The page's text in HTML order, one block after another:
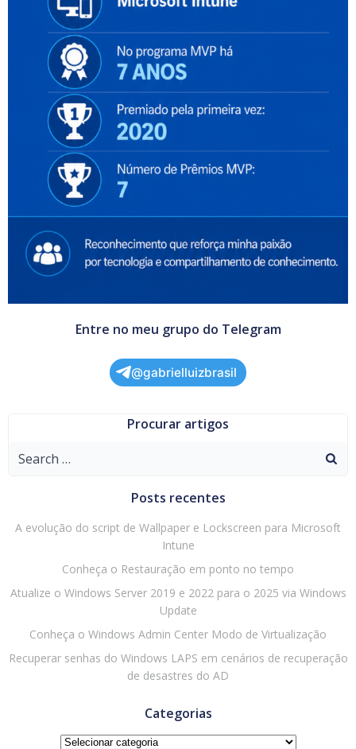
Entre no meu grupo do Telegram
@gabrielluizbrasil
Procurar artigos
Search
Posts recentes
A evolução do script de Wallpaper e Lockscreen para Microsoft
Intune
Conheça o Restauração em ponto no tempo
Atualize o Windows Server 2019 e 2022 para o 2025 via Windows
Update
Conheça o Windows Admin Center Modo de Virtualização
Recuperar senhas do Windows LAPS em cenários de recuperação
de desastres do AD
Categorias
Categorias